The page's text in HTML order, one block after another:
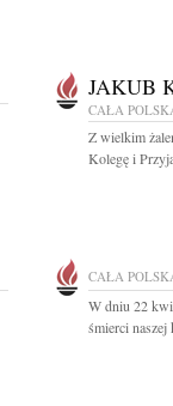
JAKUB
CAŁA
Z wielkim
Kolegę i
CAŁA
W dniu 22
śmierci